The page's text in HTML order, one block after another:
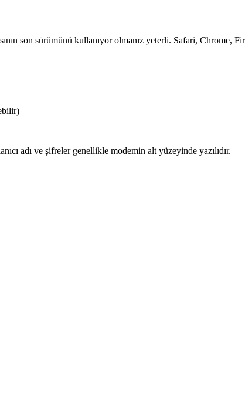
son sürümünü kullanıyor olmanız yeterli. Safari, Chrome,
adı ve şifreler genellikle modemin alt yüzeyinde yazılıdır.